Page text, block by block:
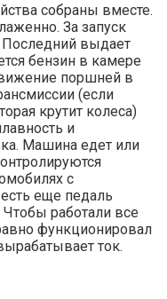
собраны вместе.
За запуск
Последний выдает
бензин в камере
поршней в
(если
крутит колеса)
и
Машина едет или
с
еще педаль
работали все
функционировал
ток.